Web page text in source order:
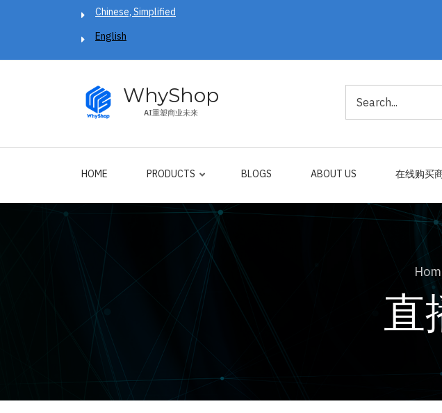
Chinese, Simplified
English
WhyShop
AI重塑商业未来
HOME PRODUCTS BLOGS ABOUT US 在线购买
Breadcrumb
直